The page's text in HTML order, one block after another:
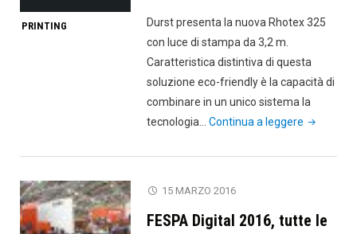
PRINTING
Durst presenta la nuova Rhotex 325
con luce di stampa da 3,2 m.
Caratteristica distintiva di questa
soluzione eco-friendly è la capacità di
combinare in un unico sistema la
tecnologia…Continua a leggere "Durst
Rhotex
la
15 MARZO 2016
FESPA Digital 2016, tutte le